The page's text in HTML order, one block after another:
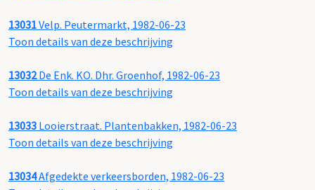
13031Velp. Peutermarkt, 1982-06-23
Toon details van deze beschrijving
13032De Enk. KO. Dhr. Groenhof, 1982-06-23
Toon details van deze beschrijving
13033 Looierstraat. Plantenbakken, 1982-06-23
Toon details van deze beschrijving
13034Afgedekte verkeersborden, 1982-06-23